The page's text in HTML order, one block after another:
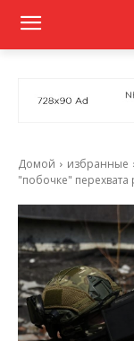
Домой избранные
"побочке"